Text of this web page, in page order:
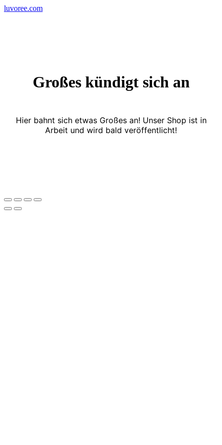
Skip
luvoree.com
Großes kündigt sich an
Hier bahnt sich etwas Großes an! Unser Shop ist in
Arbeit und wird bald veröffentlicht!